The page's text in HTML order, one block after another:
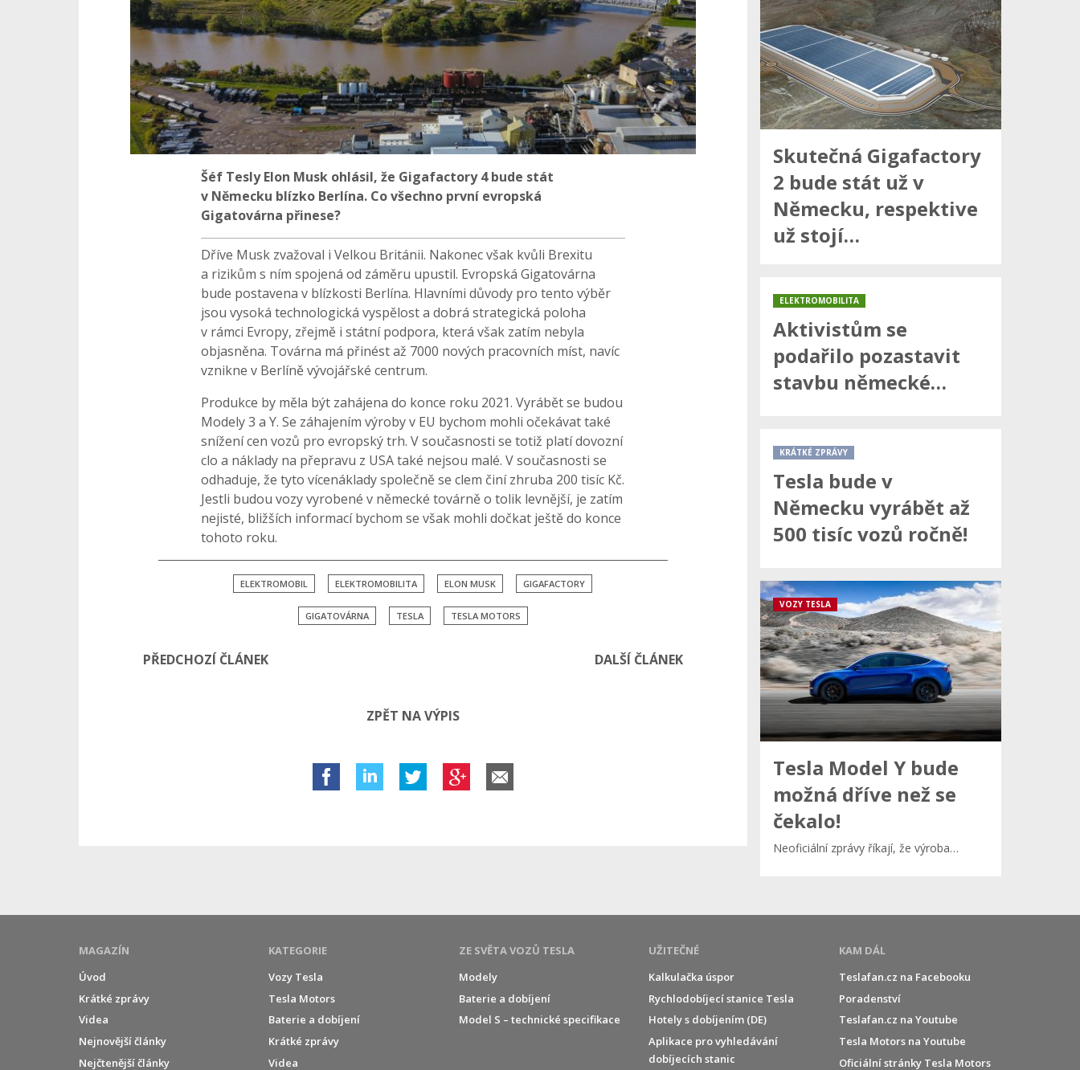
Šéf Tesly Elon Musk ohlásil, že Gigafactory 4 bude stát
v Německu blízko Berlína. Co všechno první evropská
Gigatovárna přinese?
Dříve Musk zvažoval i Velkou Británii. Nakonec však kvůli Brexitu
a rizikům s ním spojená od záměru upustil. Evropská Gigatovárna
bude postavena v blízkosti Berlína. Hlavními důvody pro tento výběr
jsou vysoká technologická vyspělost a dobrá strategická poloha
v rámci Evropy, zřejmě i státní podpora, která však zatím nebyla
objasněna. Továrna má přinést až 7000 nových pracovních míst, navíc
vznikne v Berlíně vývojářské centrum.
Produkce by měla být zahájena do konce roku 2021. Vyrábět se budou
Modely 3 a Y. Se záhajením výroby v EU bychom mohli očekávat také
snížení cen vozů pro evropský trh. V současnosti se totiž platí dovozní
clo a náklady na přepravu z USA také nejsou malé. V současnosti se
odhaduje, že tyto vícenáklady společně se clem činí zhruba 200 tisíc Kč.
Jestli budou vozy vyrobené v německé továrně o tolik levnější, je zatím
nejisté, bližších informací bychom se však mohli dočkat ještě do konce
tohoto roku.
ELEKTROMOBIL ELEKTROMOBILITA ELON MUSK GIGAFACTORY
GIGATOVÁRNA TESLA TESLA MOTORS
PŘEDCHOZÍ ČLÁNEK DALŠÍ ČLÁNEK
ZPĚT NA VÝPIS
Skutečná Gigafactory
2 bude stát už v
Německu, respektive
už stojí…
Aktivistům se
podařilo pozastavit
stavbu německé…
ELEKTROMOBILITA
Tesla bude v
Německu vyrábět až
500 tisíc vozů ročně!
KRÁTKÉ ZPRÁVY
Tesla Model Y bude
možná dříve než se
čekalo!
Neoficiální zprávy říkají, že výroba…
VOZY TESLA
MAGAZÍN
Úvod
Krátké zprávy
Videa
Nejnovější články
Nejčtenější články
KATEGORIE
Vozy Tesla
Tesla Motors
Baterie a dobíjení
Krátké zprávy
Videa
ZE SVĚTA VOZŮ TESLA
Modely
Baterie a dobíjení
Model S – technické specifikace
UŽITEČNÉ
Kalkulačka úspor
Rychlodobíjecí stanice Tesla
Hotely s dobíjením (DE)
Aplikace pro vyhledávání
dobíjecích stanic
KAM DÁL
Teslafan.cz na Facebooku
Poradenství
Teslafan.cz na Youtube
Tesla Motors na Youtube
Oficiální stránky Tesla Motors